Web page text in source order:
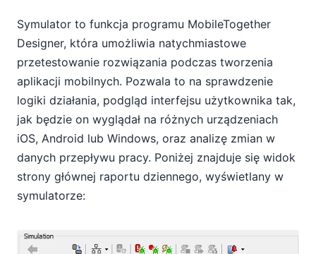
Symulator to funkcja programu MobileTogether
Designer, która umożliwia natychmiastowe
przetestowanie rozwiązania podczas tworzenia
aplikacji mobilnych. Pozwala to na sprawdzenie
logiki działania, podgląd interfejsu użytkownika tak,
jak będzie on wyglądał na różnych urządzeniach
iOS, Android lub Windows, oraz analizę zmian w
danych przepływu pracy. Poniżej znajduje się widok
strony głównej raportu dziennego, wyświetlany w
symulatorze: